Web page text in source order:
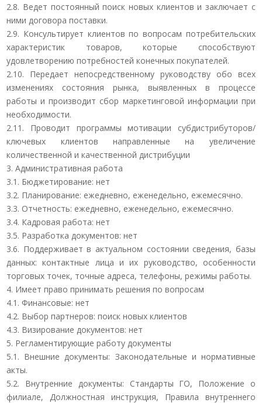
2.8. Ведет постоянный поиск новых клиентов и заключает с
ними договора поставки.
2.9. Консультирует клиентов по вопросам потребительских
характеристик товаров, которые способствуют
удовлетворению потребностей конечных покупателей.
2.10. Передает непосредственному руководству обо всех
изменениях состояния рынка, выявленных в процессе
работы и производит сбор маркетинговой информации при
необходимости.
2.11. Проводит программы мотивации субдистрибуторов/
ключевых клиентов направленные на увеличение
количественной и качественной дистрибуции
3. Административная работа
3.1. Бюджетирование: нет
3.2. Планирование: ежедневно, еженедельно, ежемесячно.
3.3. Отчетность: ежедневно, еженедельно, ежемесячно.
3.4. Кадровая работа: нет
3.5. Разработка документов: нет
3.6. Поддерживает в актуальном состоянии сведения, базы
данных: контактные лица и их руководство, особенности
торговых точек, точные адреса, телефоны, режимы работы.
4. Имеет право принимать решения по вопросам
4.1. Финансовые: нет
4.2. Выбор партнеров: поиск новых клиентов
4.3. Визирование документов: нет
5. Регламентирующие работу документы
5.1. Внешние документы: Законодательные и нормативные
акты.
5.2. Внутренние документы: Стандарты ГО, Положение о
филиале, Должностная инструкция, Правила внутреннего